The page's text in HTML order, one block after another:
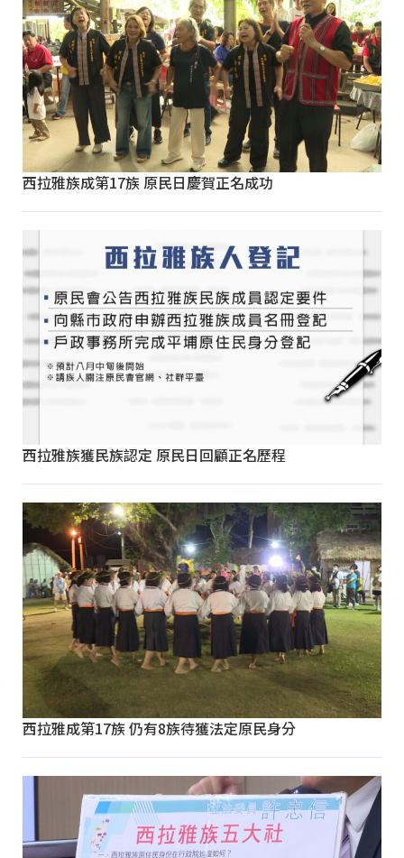
西拉雅族成第17族 原民日慶賀正名成功
西拉雅族獲民族認定 原民日回顧正名歷程
西拉雅成第17族 仍有8族待獲法定原民身分